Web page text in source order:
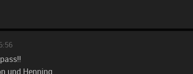
und Henning